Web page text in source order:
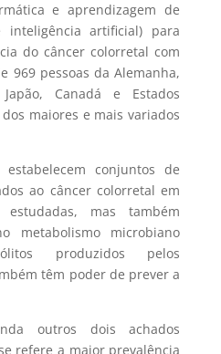
e aprendizagem de
artificial) para
do câncer colorretal com
969 pessoas da Alemanha,
Canadá e Estados
maiores e mais variados
conjuntos de
ao câncer colorretal em
mas também
metabolismo microbiano
produzidos pelos
têm poder de prever a
outros dois achados
refere a maior prevalência